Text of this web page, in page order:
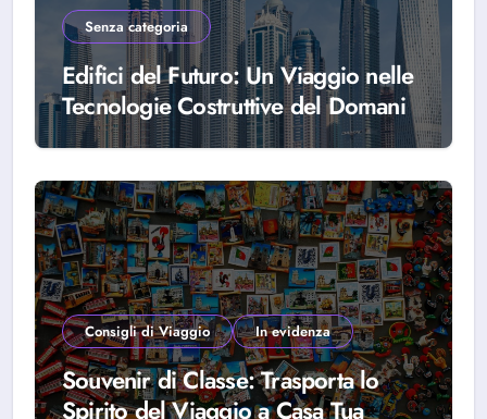
Senza categoria
Edifici del Futuro: Un Viaggio nelle
Tecnologie Costruttive del Domani
Consigli di Viaggio In evidenza
Souvenir di Classe: Trasporta lo
Spirito del Viaggio a Casa Tua